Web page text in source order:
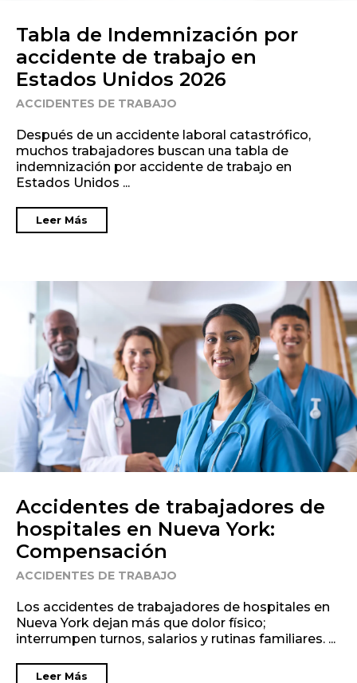
Tabla de Indemnización por
accidente de trabajo en
Estados Unidos 2026
ACCIDENTES DE TRABAJO
Después de un accidente laboral catastrófico,
muchos trabajadores buscan una tabla de
indemnización por accidente de trabajo en
Estados Unidos ...
Leer Más
Accidentes de trabajadores de
hospitales en Nueva York:
Compensación
ACCIDENTES DE TRABAJO
Los accidentes de trabajadores de hospitales en
Nueva York dejan más que dolor físico;
interrumpen turnos, salarios y rutinas familiares. ...
Leer Más